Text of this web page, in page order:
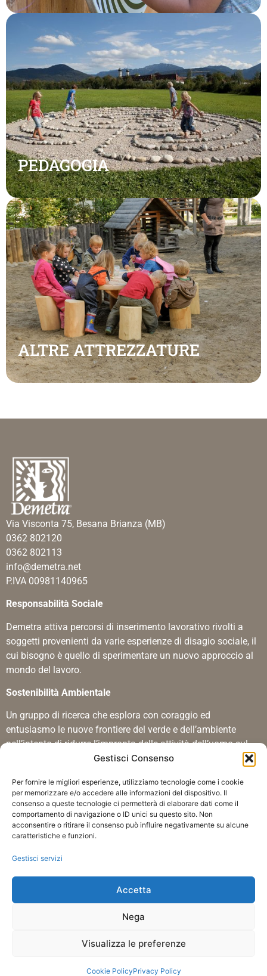
Gestisci Consenso
Per fornire le migliori esperienze, utilizziamo tecnologie come i cookie
per memorizzare e/o accedere alle informazioni del dispositivo. Il
consenso a queste tecnologie ci permetterà di elaborare dati come il
comportamento di navigazione o ID unici su questo sito. Non
acconsentire o ritirare il consenso può influire negativamente su alcune
caratteristiche e funzioni.
Gestisci servizi
Accetta
Nega
Visualizza le preferenze
Cookie PolicyPrivacy Policy
PEDAGOGIA
ALTRE ATTREZZATURE
Via Visconta 75, Besana Brianza (MB)
0362 802120
0362 802113
info@demetra.net
P.IVA 00981140965
Responsabilità Sociale
Demetra attiva percorsi di inserimento lavorativo rivolti a
soggetti provenienti da varie esperienze di disagio sociale, il
cui bisogno è quello di sperimentare un nuovo approccio al
mondo del lavoro.
Sostenibilità Ambientale
Un gruppo di ricerca che esplora con coraggio ed
entusiasmo le nuove frontiere del verde e dell’ambiente
nell’intento di ridurre l’impronta delle attività dell’uomo sul
Certificazioni
Le certificazioni ISO 9001, ISO 14001 e ISO 45001
dimostrano che il sistema di gestione della qualità
dell’impresa è stato riconosciuto conforme ad uno standard